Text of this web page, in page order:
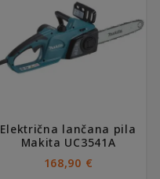
Električna lančana pila
Makita UC3541A
168,90 €